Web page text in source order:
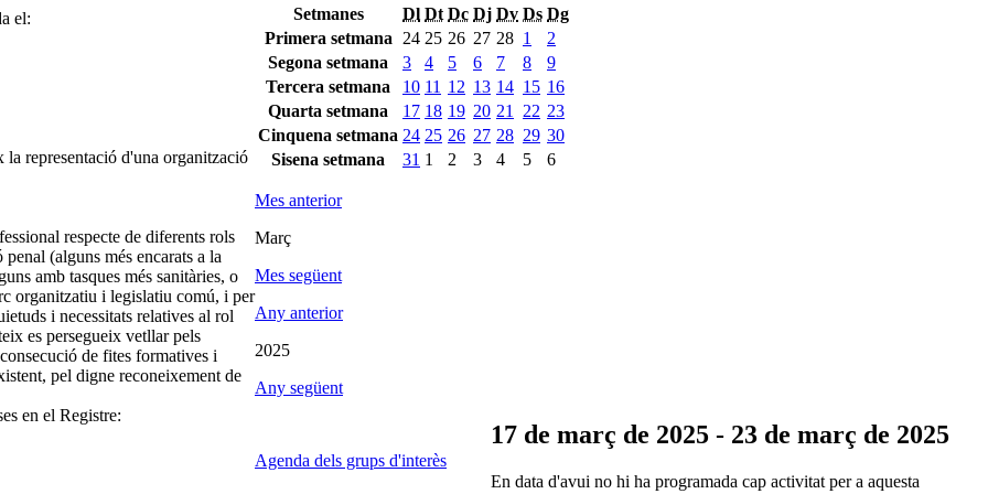
el:
la representació d'una organització
respecte de diferents rols
(alguns més encarats a la
amb tasques més sanitàries, o
organitzatiu i legislatiu comú, i per
i necessitats relatives al rol
es persegueix vetllar pels
de fites formatives i
pel digne reconeixement de
en el Registre:
Setmanes
Dl Dt Dc Dj Dv Ds Dg
Primera setmana
24 25 26 27 28 1
2
Segona setmana
3 4 5 6 7 8
9
Tercera setmana
10 11 12 13 14 15 16
Quarta setmana
17 18 19 20 21 22 23
Cinquena setmana 24 25 26 27 28 29 30
Sisena setmana
31 1 2 3 4 5 6
Mes anterior
Març
Mes següent
Any anterior
2025
Any següent
Agenda dels grups d'interès
17 de març de 2025 - 23 de març de 2025
En data d'avui no hi ha programada cap activitat per a aquesta